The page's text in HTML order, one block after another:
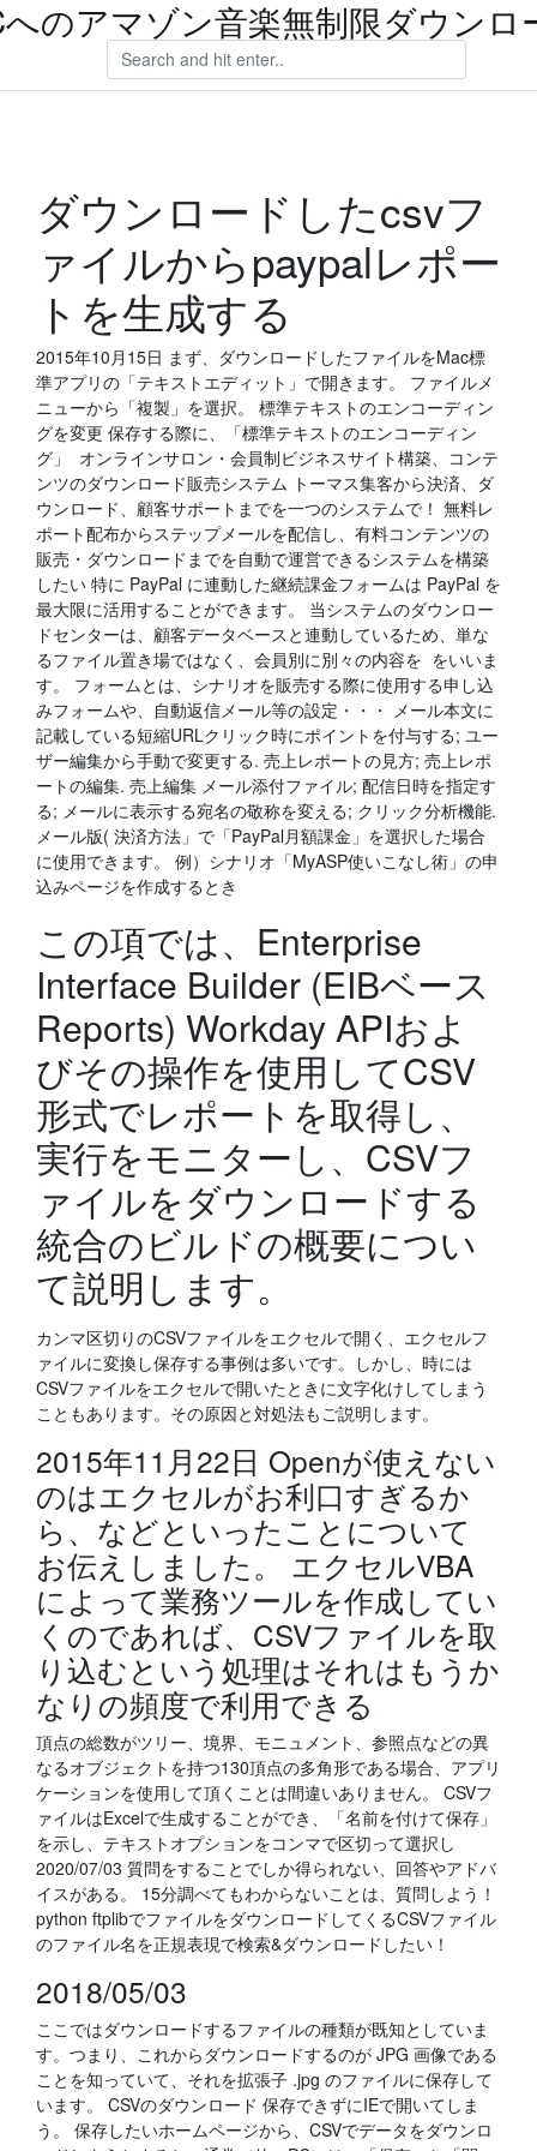
のアマゾン音楽無制限ダウンロ
ダウンロードしたcsvフ
ァイルからpaypalレポー
トを生成する
2015年10月15日 まず、ダウンロードしたファイルをMac標
準アプリの「テキストエディット」で開きます。 ファイルメ
ニューから「複製」を選択。 標準テキストのエンコーディン
グを変更 保存する際に、「標準テキストのエンコーディン
グ」 オンラインサロン・会員制ビジネスサイト構築、コンテ
ンツのダウンロード販売システム トーマス集客から決済、ダ
ウンロード、顧客サポートまでを一つのシステムで！ 無料レ
ポート配布からステップメールを配信し、有料コンテンツの
販売・ダウンロードまでを自動で運営できるシステムを構築
したい 特に PayPal に連動した継続課金フォームは PayPal を
最大限に活用することができます。 当システムのダウンロー
ドセンターは、顧客データベースと連動しているため、単な
るファイル置き場ではなく、会員別に別々の内容を をいいま
す。 フォームとは、シナリオを販売する際に使用する申し込
みフォームや、自動返信メール等の設定・・・ メール本文に
記載している短縮URLクリック時にポイントを付与する; ユー
ザー編集から手動で変更する. 売上レポートの見方; 売上レポ
ートの編集. 売上編集 メール添付ファイル; 配信日時を指定す
る; メールに表示する宛名の敬称を変える; クリック分析機能.
メール版( 決済方法」で「PayPal月額課金」を選択した場合
に使用できます。 例）シナリオ「MyASP使いこなし術」の申
込みページを作成するとき
この項では、Enterprise
Interface Builder (EIBベース
Reports) Workday APIおよ
びその操作を使用してCSV
形式でレポートを取得し、
実行をモニターし、CSVフ
ァイルをダウンロードする
統合のビルドの概要につい
て説明します。
カンマ区切りのCSVファイルをエクセルで開く、エクセルフ
ァイルに変換し保存する事例は多いです。しかし、時には
CSVファイルをエクセルで開いたときに文字化けしてしまう
こともあります。その原因と対処法もご説明します。
2015年11月22日 Openが使えない
のはエクセルがお利口すぎるか
ら、などといったことについて
お伝えしました。 エクセルVBA
によって業務ツールを作成してい
くのであれば、CSVファイルを取
り込むという処理はそれはもうか
なりの頻度で利用できる
頂点の総数がツリー、境界、モニュメント、参照点などの異
なるオブジェクトを持つ130頂点の多角形である場合、アプリ
ケーションを使用して頂くことは間違いありません。 CSVフ
ァイルはExcelで生成することができ、「名前を付けて保存」
を示し、テキストオプションをコンマで区切って選択し
2020/07/03 質問をすることでしか得られない、回答やアドバ
イスがある。 15分調べてもわからないことは、質問しよう！
python ftplibでファイルをダウンロードしてくるCSVファイル
のファイル名を正規表現で検索&ダウンロードしたい！
2018/05/03
ここではダウンロードするファイルの種類が既知としていま
す。つまり、これからダウンロードするのが JPG 画像である
ことを知っていて、それを拡張子 .jpg のファイルに保存して
います。 CSVのダウンロード 保存できずにIEで開いてしま
う。 保存したいホームページから、CSVでデータをダウンロ